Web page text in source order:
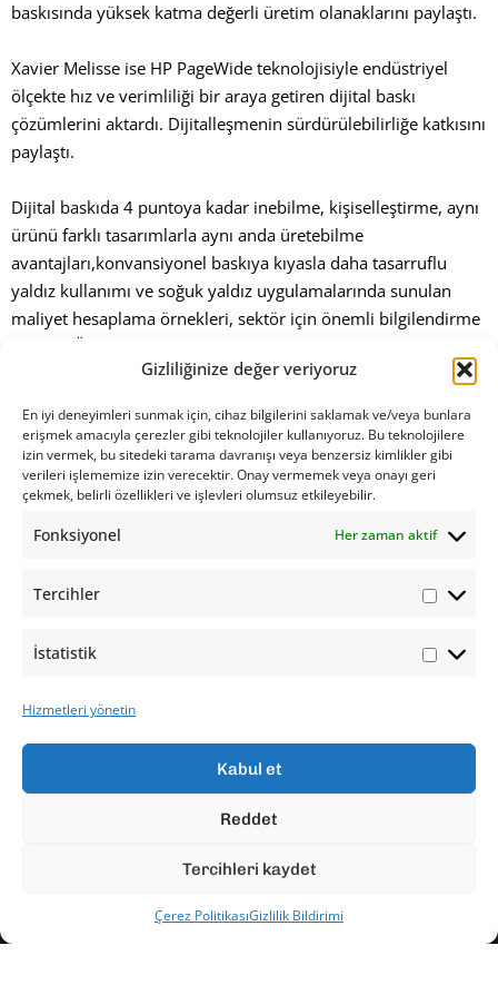
Gizliliğinize değer veriyoruz
En iyi deneyimleri sunmak için, cihaz bilgilerini saklamak ve/veya bunlara
erişmek amacıyla çerezler gibi teknolojiler kullanıyoruz. Bu teknolojilere
izin vermek, bu sitedeki tarama davranışı veya benzersiz kimlikler gibi
verileri işlememize izin verecektir. Onay vermemek veya onayı geri
çekmek, belirli özellikleri ve işlevleri olumsuz etkileyebilir.
Fonksiyonel Her zaman aktif
Tercihler
İstatistik
Hizmetleri yönetin
Kabul et
Reddet
Tercihleri kaydet
Çerez PolitikasıGizlilik Bildirimi
baskısında yüksek katma değerli üretim olanaklarını paylaştı.
Xavier Melisse ise HP PageWide teknolojisiyle endüstriyel
ölçekte hız ve verimliliği bir araya getiren dijital baskı
çözümlerini aktardı. Dijitalleşmenin sürdürülebilirliğe katkısını
paylaştı.
Dijital baskıda 4 puntoya kadar inebilme, kişiselleştirme, aynı
ürünü farklı tasarımlarla aynı anda üretebilme
avantajları,konvansiyonel baskıya kıyasla daha tasarruflu
yaldız kullanımı ve soğuk yaldız uygulamalarında sunulan
maliyet hesaplama örnekleri, sektör için önemli bilgilendirme
bir değer kattı. Dijitalleşmenin ambalaj sektörüne sunduğu